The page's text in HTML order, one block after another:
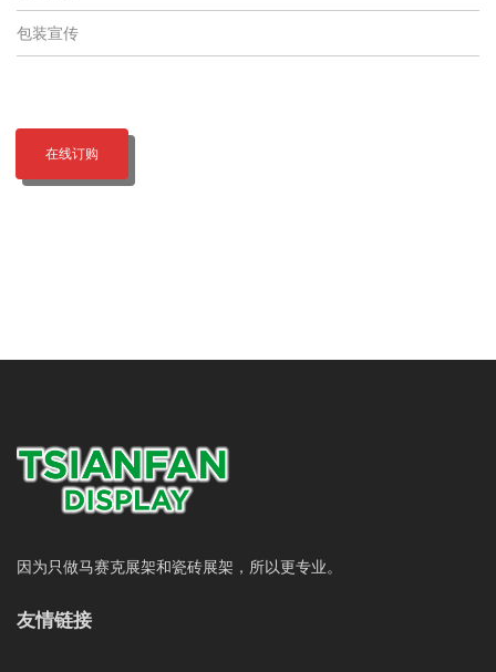
包装宣传
在线订购
因为只做马赛克展架和瓷砖展架，所以更专业。
友情链接